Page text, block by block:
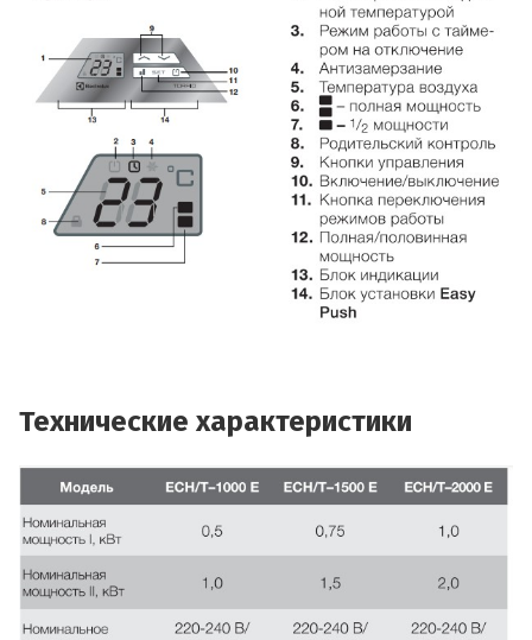
Технические характеристики